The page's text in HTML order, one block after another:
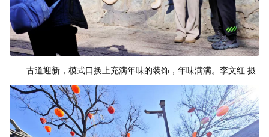
古道迎新，模式口换上充满年味的装饰，年味满满。李文红 摄